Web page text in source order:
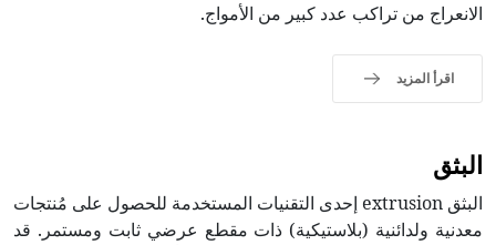
الانعراج من تراكب عدد كبير من الأمواج.
اقرأ المزيد
البثق
البثق extrusion إحدى التقنيات المستخدمة للحصول على مُنتجات
معدنية ولدائنية (بلاستيكية) ذات مقطع عرضي ثابت ومستمر. قد